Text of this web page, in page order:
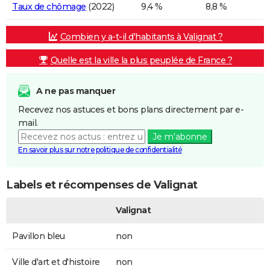
Taux de chômage (2022) 9,4 % 8,8 %
Combien y a-t-il d'habitants à Valignat ?
Quelle est la ville la plus peuplée de France ?
A ne pas manquer
Recevez nos astuces et bons plans directement par e-
mail.
Je m'abonne
En savoir plus sur notre politique de confidentialité
Labels et récompenses de Valignat
Valignat
Pavillon bleu non
Ville d'art et d'histoire non